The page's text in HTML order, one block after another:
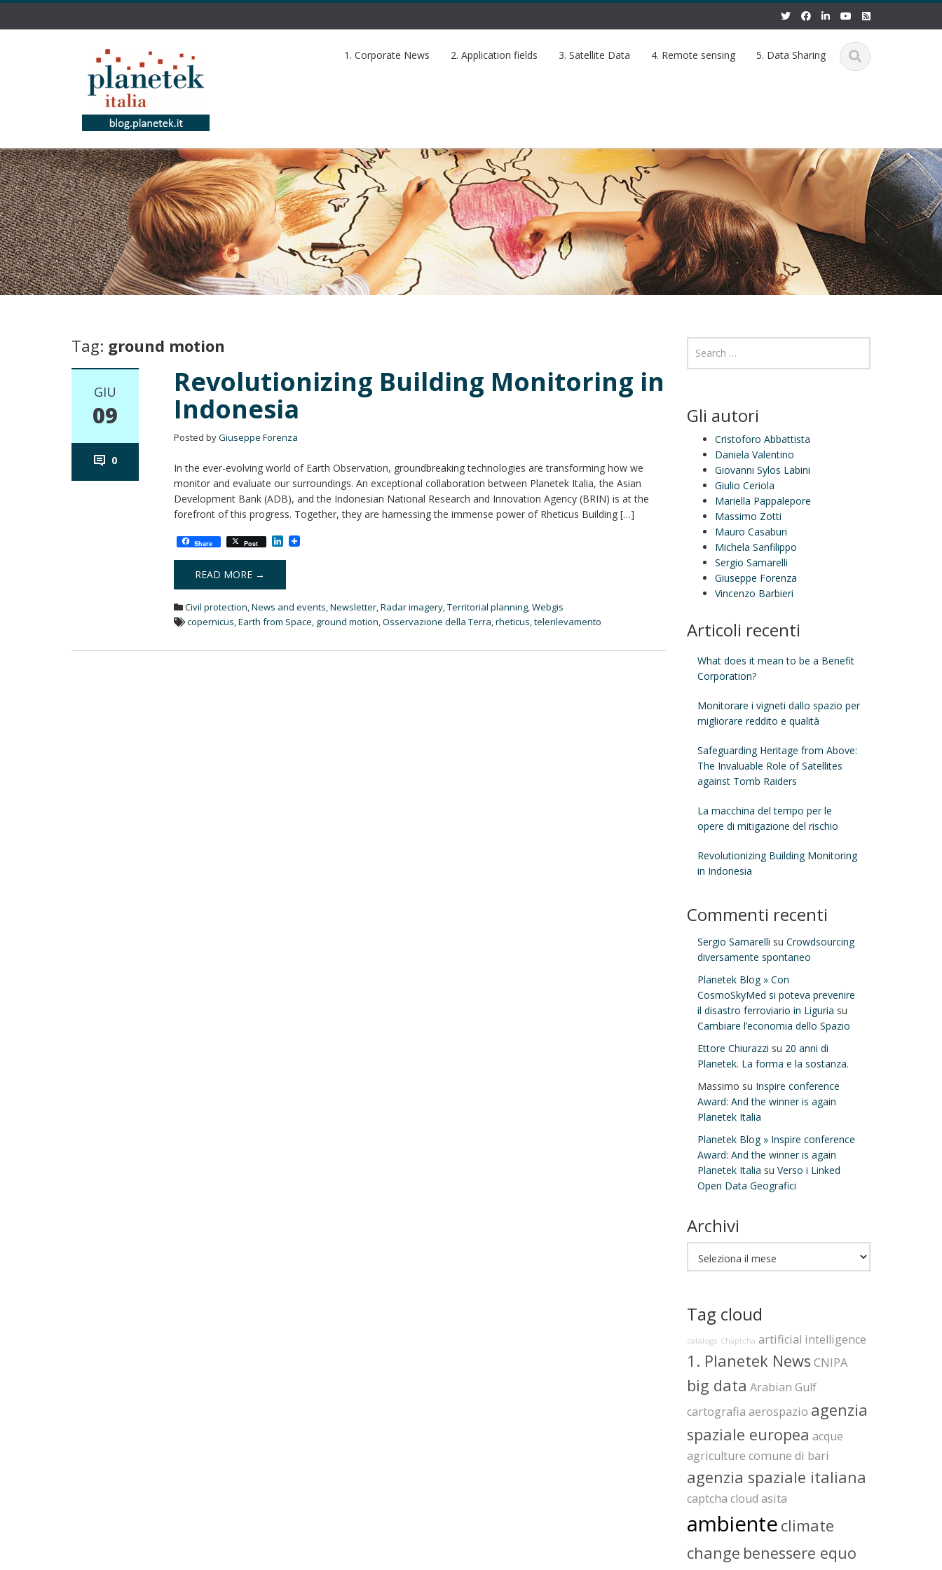
1. Corporate News 2. Application fields 3. Satellite Data 4. Remote sensing 5. Data Sharing
Tag: ground motion
GIU
09
0
Revolutionizing Building Monitoring in
Indonesia
Posted byGiuseppe Forenza
In the ever-evolving world of Earth Observation, groundbreaking technologies are transforming how we
monitor and evaluate our surroundings. An exceptional collaboration between Planetek Italia, the Asian
Development Bank (ADB), and the Indonesian National Research and Innovation Agency (BRIN) is at the
forefront of this progress. Together, they are harnessing the immense power of Rheticus Building […]
Share Post L
n
e
I
n
READ MORE →
Civil protection,News and events,Newsletter,Radar imagery,Territorial planning,Webgis
copernicus,Earth from Space, ground motion,Osservazione della Terra,rheticus,telerilevamento
Gli autori
Cristoforo Abbattista
Daniela Valentino
Giovanni Sylos Labini
Giulio Ceriola
Mariella Pappalepore
Massimo Zotti
Mauro Casaburi
Michela Sanfilippo
Sergio Samarelli
Giuseppe Forenza
Vincenzo Barbieri
Articoli recenti
What does it mean to be a Benefit
Corporation?
Monitorare i vigneti dallo spazio per
migliorare reddito e qualità
Safeguarding Heritage from Above:
The Invaluable Role of Satellites
against Tomb Raiders
La macchina del tempo per le
opere di mitigazione del rischio
Revolutionizing Building Monitoring
in Indonesia
Commenti recenti
Sergio Samarelli su Crowdsourcing
diversamente spontaneo
Planetek Blog » Con
CosmoSkyMed si poteva prevenire
il disastro ferroviario in Liguria su
Cambiare l’economia dello Spazio
Ettore Chiurazzi su 20 anni di
Planetek. La forma e la sostanza.
Massimo su Inspire conference
Award: And the winner is again
Planetek Italia
Planetek Blog » Inspire conference
Award: And the winner is again
Planetek Italia su Verso i Linked
Open Data Geografici
Archivi
Tag cloud
catalogo Chaptcha artificial intelligence
1. Planetek News CNIPA
big data Arabian Gulf
cartografia aerospazio agenzia
spaziale europea acque
agriculture comune di bari
agenzia spaziale italiana
captcha cloud asita
ambiente climate
change benessere equo